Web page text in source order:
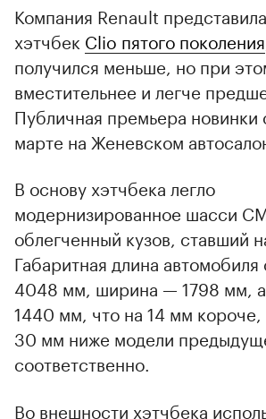
Компания Renault
хэтчбек Clio пятого поколения
получился меньше, но при
вместительнее и легче
Публичная премьера новинки
марте на Женевском
В основу хэтчбека легло
модернизированное шасси
облегченный кузов, ставший
Габаритная длина автомобиля
4048 мм, ширина — 1798 мм,
1440 мм, что на 14 мм
30 мм ниже модели
соответственно.
Во внешности хэтчбека